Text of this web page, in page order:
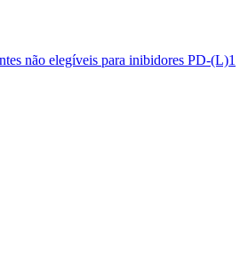
não elegíveis para inibidores PD-(L)1